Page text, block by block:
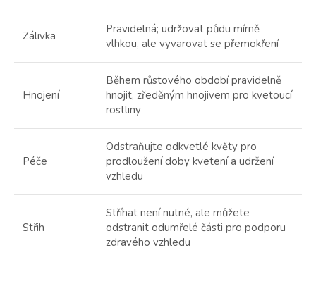
Zálivka
Pravidelná; udržovat půdu mírně
vlhkou, ale vyvarovat se přemokření
Hnojení
Během růstového období pravidelně
hnojit, zředěným hnojivem pro kvetoucí
rostliny
Péče
Odstraňujte odkvetlé květy pro
prodloužení doby kvetení a udržení
vzhledu
Střih
Stříhat není nutné, ale můžete
odstranit odumřelé části pro podporu
zdravého vzhledu